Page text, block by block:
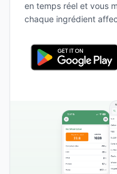
en temps réel et vous
chaque ingrédient